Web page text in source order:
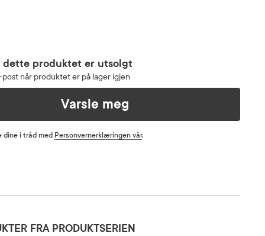
dette produktet er utsolgt
når produktet er på lager igjen
Varsle meg
dine i tråd med Personvernerklæringen vår.
FRA PRODUKTSERIEN